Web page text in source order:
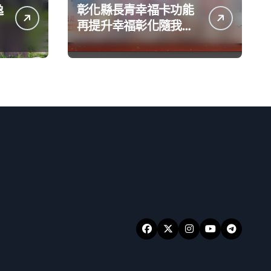
彰化縣長青幸福卡功能
再提升幸福彰化隨我走
一卡在手提供更完善及
貼近生活的福利服務